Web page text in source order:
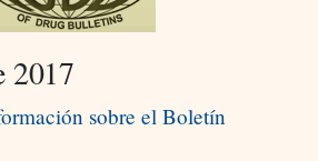
2017
sobre el Boletín